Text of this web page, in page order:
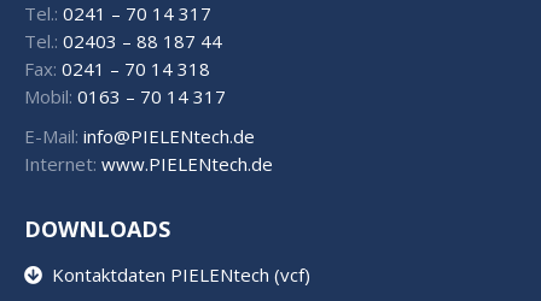
Tel.: 0241 – 70 14 317
Tel.: 02403 – 88 187 44
Fax: 0241 – 70 14 318
Mobil: 0163 – 70 14 317
E-Mail: info@PIELENtech.de
Internet: www.PIELENtech.de
DOWNLOADS
Kontaktdaten PIELENtech (vcf)